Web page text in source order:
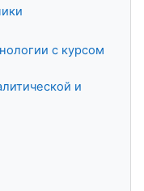
с курсом
и